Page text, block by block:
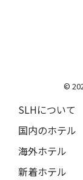
©
SLHについて
国内のホテル
海外ホテル
新着ホテル